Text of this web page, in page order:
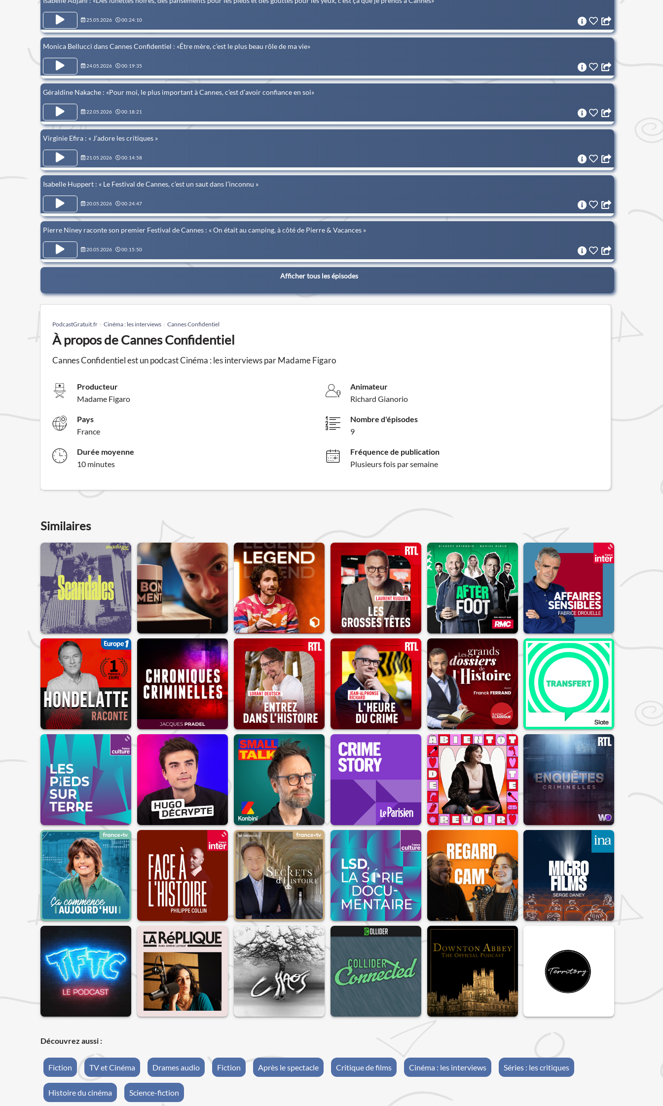
25.05.2026 00:24:10
Monica Bellucci dans Cannes Confidentiel : «Être mère, c’est le plus beau rôle de ma vie»
24.05.2026 00:19:35
Géraldine Nakache : «Pour moi, le plus important à Cannes, c’est d’avoir confiance en soi»
22.05.2026 00:18:21
Virginie Efira : « J’adore les critiques »
21.05.2026 00:14:58
Isabelle Huppert : « Le Festival de Cannes, c’est un saut dans l’inconnu »
20.05.2026 00:24:47
Pierre Niney raconte son premier Festival de Cannes : « On était au camping, à côté de Pierre & Vacances »
20.05.2026 00:15:50
Afficher tous les épisodes
PodcastGratuit.fr Cinéma : les interviews Cannes Confidentiel
À propos de Cannes Confidentiel
Cannes Confidentiel est un podcast Cinéma : les interviews par Madame Figaro
Producteur
Madame Figaro
Animateur
Richard Gianorio
Pays
France
Nombre d'épisodes
9
Durée moyenne
10 minutes
Fréquence de publication
Plusieurs fois par semaine
Similaires
Découvrez aussi :
Fiction TV et Cinéma Drames audio Fiction Après le spectacle Critique de films Cinéma : les interviews Séries : les critiques
Histoire du cinéma Science-fiction